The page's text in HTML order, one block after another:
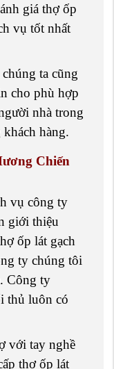
giá thợ ốp
vụ tốt nhất
ta cũng
cho phù hợp
nhà trong
hàng.
Chiến
vụ công ty
giới thiệu
ốp lát gạch
ty chúng tôi
Công ty
thủ luôn có
với tay nghề
thợ ốp lát